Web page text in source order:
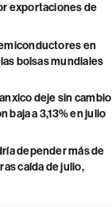
exportaciones de
en
bolsas mundiales
deje sin cambio
baja a 3,13% en julio
depender más de
caída de julio,